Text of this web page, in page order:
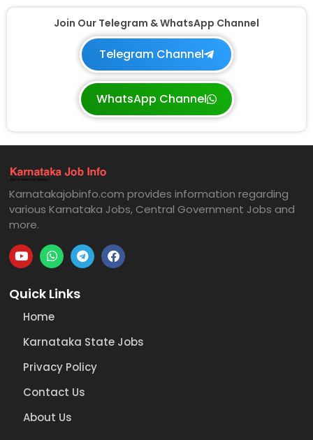
Join Our Telegram & WhatsApp Channel
Telegram Channel
WhatsApp Channel
Karnatakajobinfo.com provides information regarding
various Karnataka Jobs, Central Government Jobs and
more.
Quick Links
Home
Karnataka State Jobs
Privacy Policy
Contact Us
About Us